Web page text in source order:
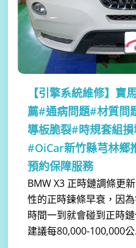
【引擎系統維修】 寶
薦#通病問題#材質問
導板脆裂#時規套組
#OiCar新竹縣芎林鄉
預約保障服務
BMW X3 正時鏈調條更
性的正時鍊條早衰，因
時間一到就會碰到正時
建議每80,000-100,000公